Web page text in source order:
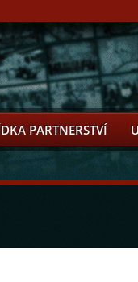
PARTNERSTVÍ